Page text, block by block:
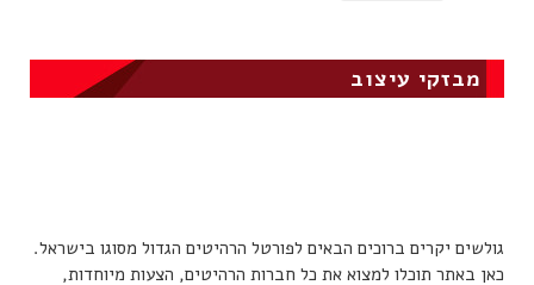
מבזקי עיצוב
כאן באתר תוכלו למצוא את כל חברות הרהיטים, הצעות מיוחדות,